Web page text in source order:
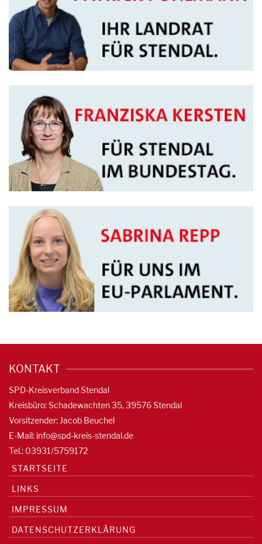
KONTAKT
SPD-Kreisverband Stendal
Kreisbüro: Schadewachten 35, 39576 Stendal
Vorsitzender: Jacob Beuchel
E-Mail: info@spd-kreis-stendal.de
Tel.: 03931/5759172
STARTSEITE
LINKS
IMPRESSUM
DATENSCHUTZERKLÄRUNG